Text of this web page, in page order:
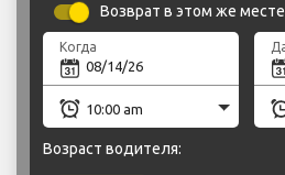
Возврат в этом же месте
Когда
Возраст водителя: